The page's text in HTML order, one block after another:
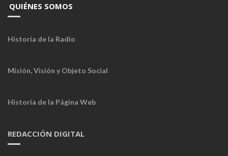
QUIÉNES SOMOS
Historia de la Radio
Misión, Visión y Objeto Social
Historia de la Página Web
REDACCIÓN DIGITAL